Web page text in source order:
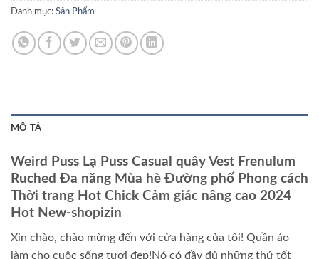
Danh mục: Sản Phẩm
MÔ TẢ
Weird Puss Lạ Puss Casual quây Vest Frenulum
Ruched Đa năng Mùa hè Đường phố Phong cách
Thời trang Hot Chick Cảm giác nâng cao 2024
Hot New-shopizin
Xin chào, chào mừng đến với cửa hàng của tôi! Quần áo
làm cho cuộc sống tươi đẹp!Nó có đầy đủ những thứ tốt